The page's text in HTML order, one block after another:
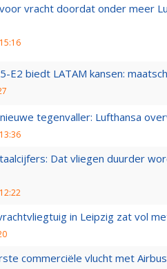
vracht doordat onder meer
E2 biedt LATAM kansen:
tegenvaller: Lufthansa
Dat vliegen duurder
in Leipzig zat vol
commerciële vlucht met